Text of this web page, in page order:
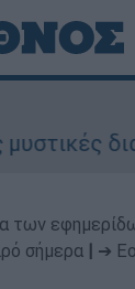
των
σήμερα
➔